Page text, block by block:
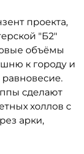
проекта,
"Б2"
объёмы
к городу и
сделают
холлов с
арки,